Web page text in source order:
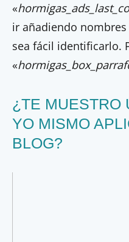
«
ir añadiendo
sea fácil identificarlo.
«
¿TE MUESTRO
YO MISMO
BLOG?